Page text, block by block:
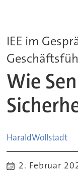
IEE im
Wie
HaraldWollstadt
2. Februar